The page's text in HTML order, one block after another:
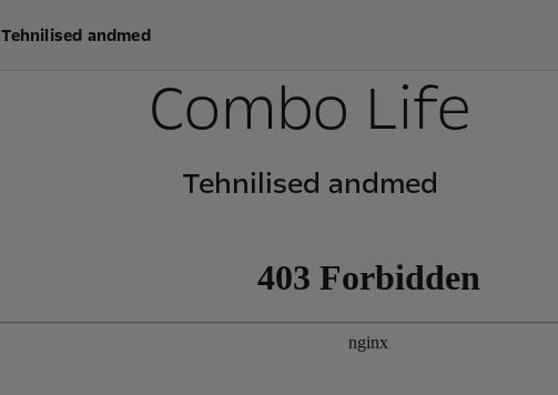
Tehnilised andmed
Combo Life
Tehnilised andmed